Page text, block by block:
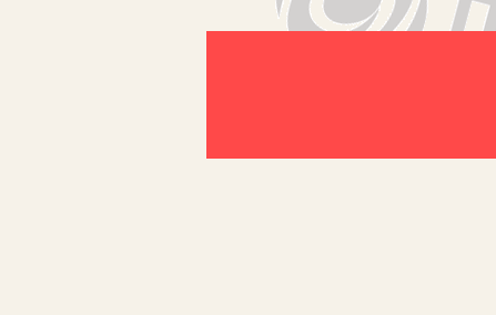
著名教育家叶澜指出：“课堂中
会使课堂呈现丰富性和多变性，在师
和善于利用课堂上生成的教学资源，
那么如何建构充满生机活力的动